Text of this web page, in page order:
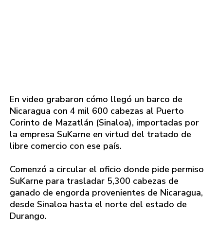
En video grabaron cómo llegó un barco de
Nicaragua con 4 mil 600 cabezas al Puerto
Corinto de Mazatlán (Sinaloa), importadas por
la empresa SuKarne en virtud del tratado de
libre comercio con ese país.
Comenzó a circular el oficio donde pide permiso
SuKarne para trasladar 5,300 cabezas de
ganado de engorda provenientes de Nicaragua,
desde Sinaloa hasta el norte del estado de
Durango.